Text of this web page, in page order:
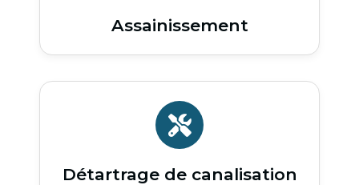
Assainissement
Détartrage de canalisation